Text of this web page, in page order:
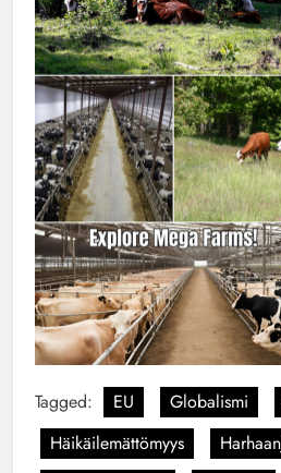
Tagged: EU Globalismi
Häikäilemättömyys